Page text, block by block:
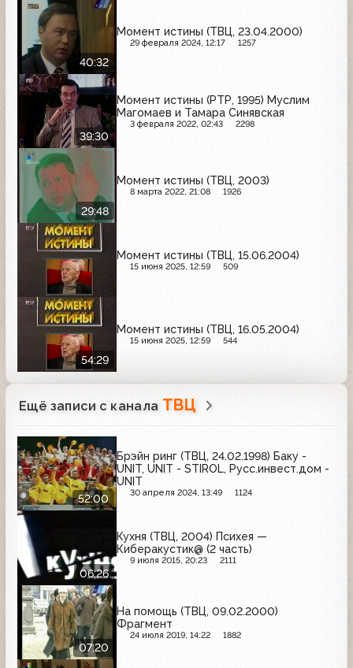
40:32
Момент истины (ТВЦ, 23.04.2000)
29 февраля 2024, 12:17 1257
39:30
Момент истины (РТР, 1995) Муслим
Магомаев и Тамара Синявская
3 февраля 2022, 02:43 2298
29:48
Момент истины (ТВЦ, 2003)
8 марта 2022, 21:08 1926
Момент истины (ТВЦ, 15.06.2004)
15 июня 2025, 12:59 509
54:29
Момент истины (ТВЦ, 16.05.2004)
15 июня 2025, 12:59 544
Ещё записи с канала ТВЦ
52:00
Брэйн ринг (ТВЦ, 24.02.1998) Баку -
UNIT, UNIT - STIROL, Русс.инвест.дом -
UNIT
30 апреля 2024, 13:49 1124
06:26
Кухня (ТВЦ, 2004) Психея —
Киберакустик@ (2 часть)
9 июля 2015, 20:23 2111
07:20
На помощь (ТВЦ, 09.02.2000)
Фрагмент
24 июля 2019, 14:22 1882